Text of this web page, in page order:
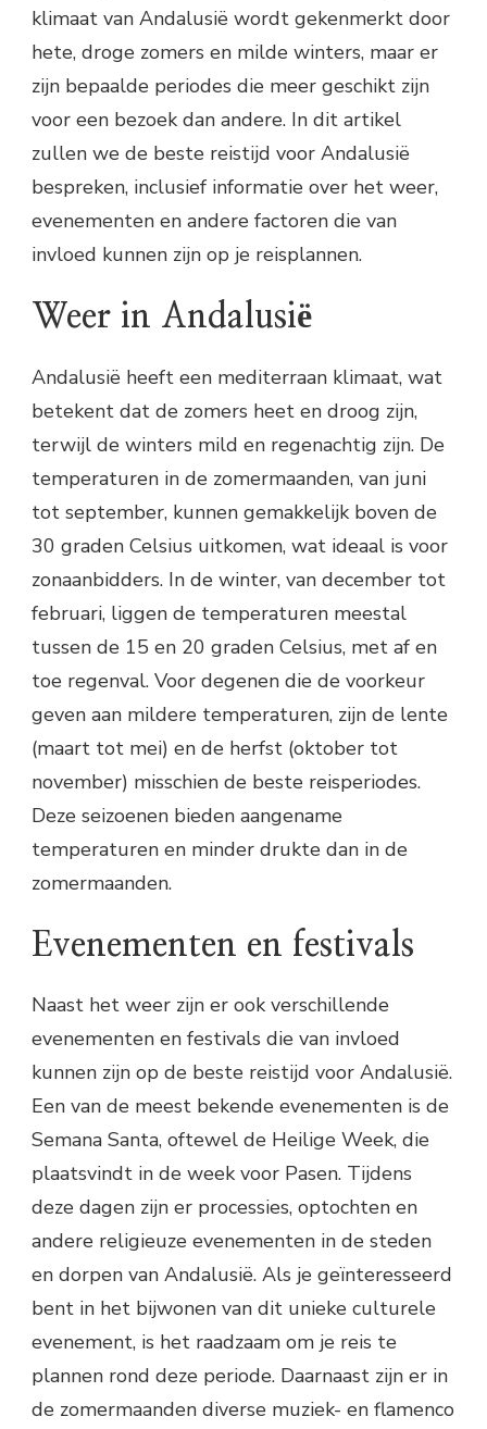
klimaat van Andalusië wordt gekenmerkt door
hete, droge zomers en milde winters, maar er
zijn bepaalde periodes die meer geschikt zijn
voor een bezoek dan andere. In dit artikel
zullen we de beste reistijd voor Andalusië
bespreken, inclusief informatie over het weer,
evenementen en andere factoren die van
invloed kunnen zijn op je reisplannen.
Weer in Andalusië
Andalusië heeft een mediterraan klimaat, wat
betekent dat de zomers heet en droog zijn,
terwijl de winters mild en regenachtig zijn. De
temperaturen in de zomermaanden, van juni
tot september, kunnen gemakkelijk boven de
30 graden Celsius uitkomen, wat ideaal is voor
zonaanbidders. In de winter, van december tot
februari, liggen de temperaturen meestal
tussen de 15 en 20 graden Celsius, met af en
toe regenval. Voor degenen die de voorkeur
geven aan mildere temperaturen, zijn de lente
(maart tot mei) en de herfst (oktober tot
november) misschien de beste reisperiodes.
Deze seizoenen bieden aangename
temperaturen en minder drukte dan in de
zomermaanden.
Evenementen en festivals
Naast het weer zijn er ook verschillende
evenementen en festivals die van invloed
kunnen zijn op de beste reistijd voor Andalusië.
Een van de meest bekende evenementen is de
Semana Santa, oftewel de Heilige Week, die
plaatsvindt in de week voor Pasen. Tijdens
deze dagen zijn er processies, optochten en
andere religieuze evenementen in de steden
en dorpen van Andalusië. Als je geïnteresseerd
bent in het bijwonen van dit unieke culturele
evenement, is het raadzaam om je reis te
plannen rond deze periode. Daarnaast zijn er in
de zomermaanden diverse muziek- en flamenco